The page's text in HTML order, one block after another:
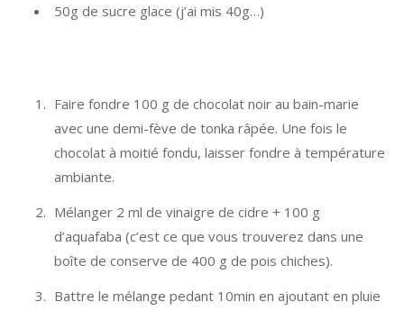
50g de sucre glace (j’ai mis 40g…)
Faire fondre 100 g de chocolat noir au bain-marie
avec une demi-fève de tonka râpée. Une fois le
chocolat à moitié fondu, laisser fondre à température
ambiante.
Mélanger 2 ml de vinaigre de cidre + 100 g
d’aquafaba (c’est ce que vous trouverez dans une
boîte de conserve de 400 g de pois chiches).
Battre le mélange pedant 10min en ajoutant en pluie